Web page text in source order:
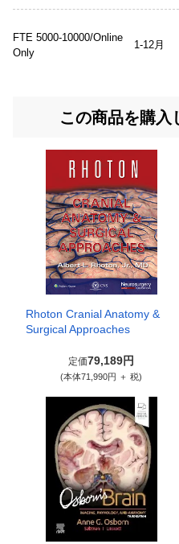
FTE 5000-10000/Online
Only
1-12月
この商品を購入
Rhoton Cranial Anatomy &
Surgical Approaches
定価79,189円
(本体71,990円 ＋ 税)